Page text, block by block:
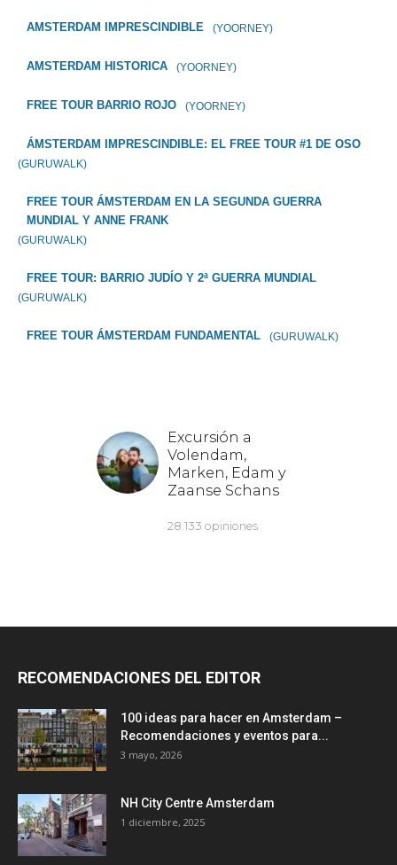
AMSTERDAM IMPRESCINDIBLE (YOORNEY)
AMSTERDAM HISTORICA (YOORNEY)
FREE TOUR BARRIO ROJO (YOORNEY)
ÁMSTERDAM IMPRESCINDIBLE: EL FREE TOUR #1 DE OSO
(GURUWALK)
FREE TOUR ÁMSTERDAM EN LA SEGUNDA GUERRA
MUNDIAL Y ANNE FRANK
(GURUWALK)
FREE TOUR: BARRIO JUDÍO Y 2ª GUERRA MUNDIAL
(GURUWALK)
FREE TOUR ÁMSTERDAM FUNDAMENTAL (GURUWALK)
RECOMENDACIONES DEL EDITOR
100 ideas para hacer en Amsterdam –
Recomendaciones y eventos para...
3 mayo, 2026
NH City Centre Amsterdam
1 diciembre, 2025